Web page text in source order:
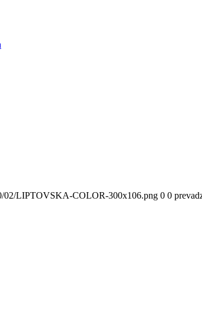
02/LIPTOVSKA-COLOR-300x106.png 0 0